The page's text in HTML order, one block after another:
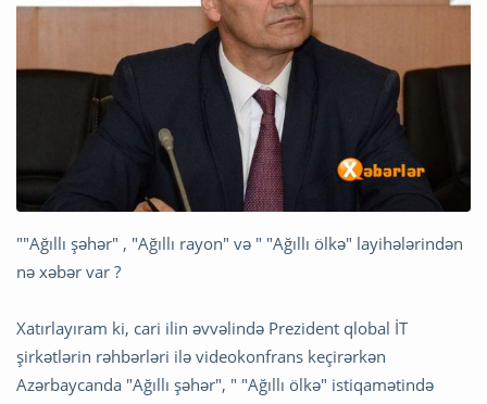
""Ağıllı şəhər" , "Ağıllı rayon" və " "Ağıllı ölkə" layihələrindən
nə xəbər var ?
Xatırlayıram ki, cari ilin əvvəlində Prezident qlobal İT
şirkətlərin rəhbərləri ilə videokonfrans keçirərkən
Azərbaycanda "Ağıllı şəhər", " "Ağıllı ölkə" istiqamətində